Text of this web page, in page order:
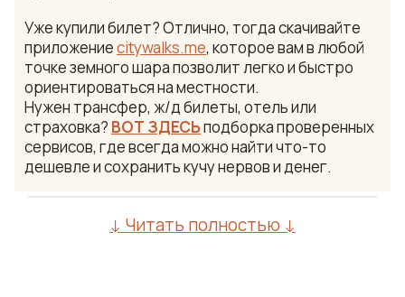
Уже купили билет? Отлично, тогда скачивайте
приложениеcitywalks.me, которое вам в любой
точке земного шара позволит легко и быстро
ориентироваться на местности.
Нужен трансфер, ж/д билеты, отель или
страховка? ВОТ ЗДЕСЬподборка проверенных
сервисов, где всегда можно найти что-то
дешевле и сохранить кучу нервов и денег.
↓ Читать полностью ↓